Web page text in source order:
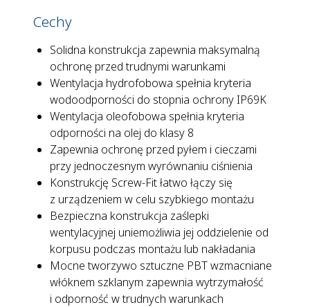
Cechy
Solidna konstrukcja zapewnia maksymalną
ochronę przed trudnymi warunkami
Wentylacja hydrofobowa spełnia kryteria
wodoodporności do stopnia ochrony IP69K
Wentylacja oleofobowa spełnia kryteria
odporności na olej do klasy 8
Zapewnia ochronę przed pyłem i cieczami
przy jednoczesnym wyrównaniu ciśnienia
Konstrukcję Screw-Fit łatwo łączy się
z urządzeniem w celu szybkiego montażu
Bezpieczna konstrukcja zaślepki
wentylacyjnej uniemożliwia jej oddzielenie od
korpusu podczas montażu lub nakładania
Mocne tworzywo sztuczne PBT wzmacniane
włóknem szklanym zapewnia wytrzymałość
i odporność w trudnych warunkach